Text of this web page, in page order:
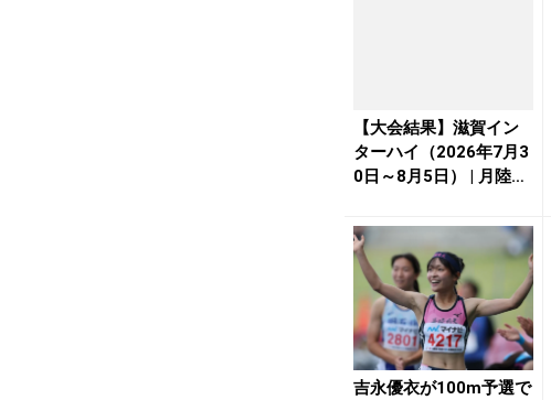
【大会結果】滋賀イン
ターハイ（2026年7月3
0日～8月5日） | 月陸On
吉永優衣が100m予選で